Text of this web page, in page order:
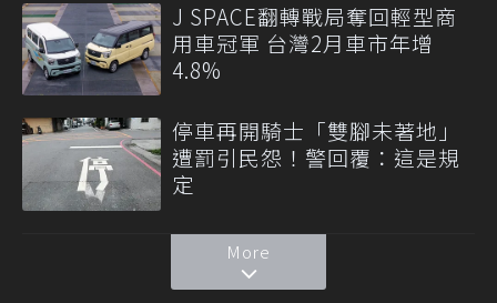
J SPACE翻轉戰局奪回輕型商
用車冠軍 台灣2月車市年增
4.8%
停車再開騎士「雙腳未著地」
遭罰引民怨！警回覆：這是規
定
More